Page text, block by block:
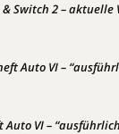
Switch 2 – aktuelle
Auto VI –
Auto VI –